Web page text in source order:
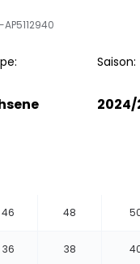
Saison:
2024/
46 48
36 38